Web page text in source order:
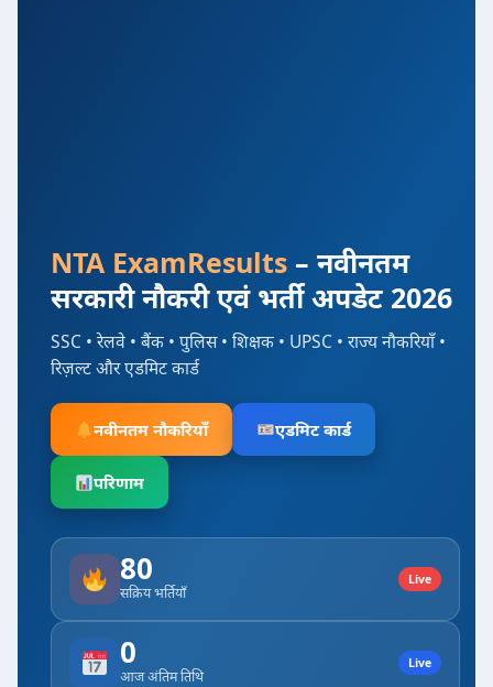
NTA ExamResults – नवीनतम
सरकारी नौकरी एवं भर्ती अपडेट 2026
SSC • रेलवे • बैंक • पुलिस • शिक्षक • UPSC • राज्य नौकरियाँ •
रिज़ल्ट और एडमिट कार्ड
नवीनतम नौकरियाँ एडमिट कार्ड
परिणाम
80
सक्रिय भर्तियाँ
Live
0
आज अंतिम तिथि
Live